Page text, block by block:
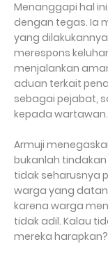
Menanggapi hal
dengan tegas. Ia
yang
merespons
menjalankan
aduan terkait
sebagai pejabat,
kepada wartawan.
Armuji
bukanlah
tidak seharusnya
warga yang
karena warga
tidak adil. Kalau
mereka